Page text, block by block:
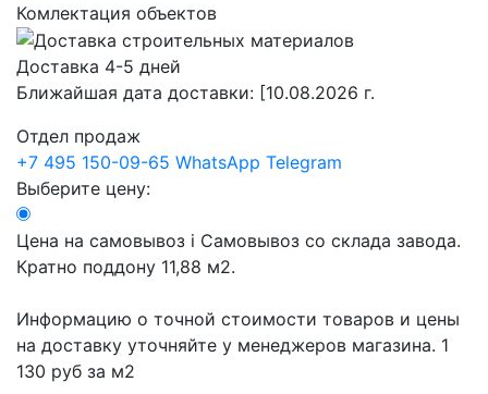
Комлектация объектов
Доставка 4-5 дней
Ближайшая дата доставки: [10.08.2026 г.
Отдел продаж
+7 495 150-09-65 WhatsApp Telegram
Выберите цену:
Цена на самовывоз i Самовывоз со склада завода.
Кратно поддону 11,88 м2.
Информацию о точной стоимости товаров и цены
на доставку уточняйте у менеджеров магазина. 1
130 руб за м2